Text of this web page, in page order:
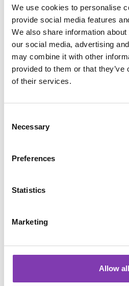
We use cookies to personalise
provide social media features
We also share information
our social media, advertising
may combine it with other
provided to them or that
of their services.
Selection
Necessary
Preferences
Statistics
Marketing
Allow all
Es fallen keine
Erhalt und Prüfung der
Rückerstattung innerhalb von
ursprüngliche Zahlungsmittel.
Artikelnummer
*
*